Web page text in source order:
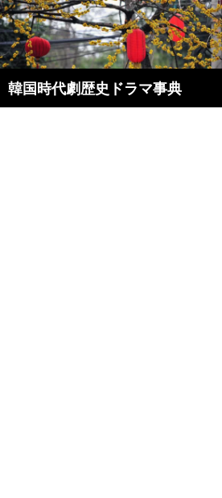
コ
ン
テ
ン
ツ
へ
韓国時代劇歴史ドラマ事典
検
索